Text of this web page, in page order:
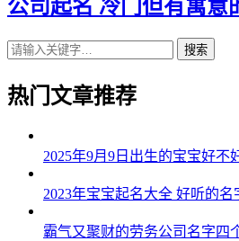
44、盛智、鑫渝、菲华、畅百
45、崴茂、彰佳、蔚澈、东慕
46、宏御、业蓝、易翔、灿曼
48、秋兆、金亮、曦栋、捷颂
49、轩翔、尚富、诺航、豪煦
50、丽连、丰万、诤苏、卓扬
公司起名 冷门但有寓意
搜索
热门文章推荐
2025年9月9日出生的宝宝好不
2023年宝宝起名大全 好听的名
霸气又聚财的劳务公司名字四